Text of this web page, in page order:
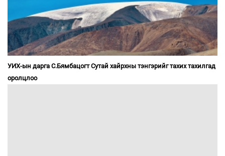
УИХ-ын дарга С.Бямбацогт Сутай хайрхны тэнгэрийг тахих тахилгад
оролцлоо